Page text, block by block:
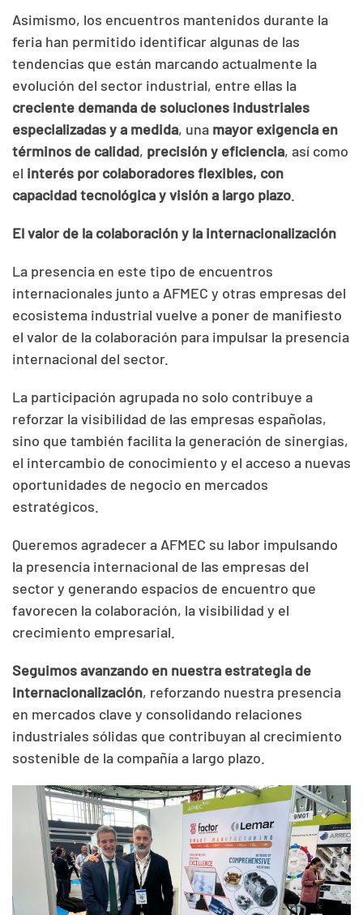
Asimismo, los encuentros mantenidos durante la
feria han permitido identificar algunas de las
tendencias que están marcando actualmente la
evolución del sector industrial, entre ellas la
creciente demanda de soluciones industriales
especializadas y a medida, una mayor exigencia en
términos de calidad, precisión y eficiencia, así como
el interés por colaboradores flexibles, con
capacidad tecnológica y visión a largo plazo
El valor de la colaboración y la internacionalización
La presencia en este tipo de encuentros
internacionales junto a AFMEC y otras empresas del
ecosistema industrial vuelve a poner de manifiesto
el valor de la colaboración para impulsar la presencia
internacional del sector.
La participación agrupada no solo contribuye a
reforzar la visibilidad de las empresas españolas,
sino que también facilita la generación de sinergias,
el intercambio de conocimiento y el acceso a nuevas
oportunidades de negocio en mercados
estratégicos.
Queremos agradecer a AFMEC su labor impulsando
la presencia internacional de las empresas del
sector y generando espacios de encuentro que
favorecen la colaboración, la visibilidad y el
crecimiento empresarial.
Seguimos avanzando en nuestra estrategia de
internacionalización, reforzando nuestra presencia
en mercados clave y consolidando relaciones
industriales sólidas que contribuyan al crecimiento
sostenible de la compañía a largo plazo.